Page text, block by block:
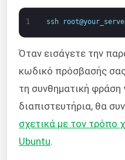
1 ssh root@
Όταν εισάγετε την
κωδικό πρόσβασής σας
τη συνθηματική φράση
διαπιστευτήρια, θα
σχετικά με τον τρόπο
Ubuntu.